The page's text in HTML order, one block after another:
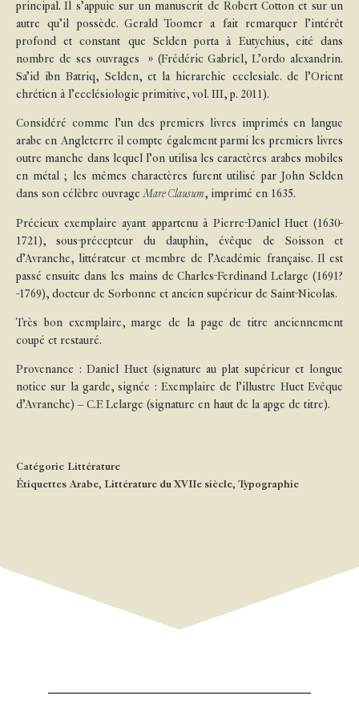
principal. Il s’appuie sur un manuscrit de Robert Cotton et sur un
autre qu’il possède. Gerald Toomer a fait remarquer l’intérêt
profond et constant que Selden porta à Eutychius, cité dans
nombre de ses ouvrages » (Frédéric Gabriel, L’ordo alexandrin.
Sa’id ibn Batriq, Selden, et la hierarchie ecclesiale. de l’Orient
chrétien à l’ecclésiologie primitive, vol. III, p. 2011).
Considéré comme l’un des premiers livres imprimés en langue
arabe en Angleterre il compte également parmi les premiers livres
outre manche dans lequel l’on utilisa les caractères arabes mobiles
en métal ; les mêmes charactères furent utilisé par John Selden
dans son célèbre ouvrageMare Clausum, imprimé en 1635.
Précieux exemplaire ayant appartenu à Pierre-Daniel Huet (1630-
1721), sous-précepteur du dauphin, évêque de Soisson et
d’Avranche, littérateur et membre de l’Académie française. Il est
passé ensuite dans les mains de Charles-Ferdinand Lelarge (1691?
-1769), docteur de Sorbonne et ancien supérieur de Saint-Nicolas.
Très bon exemplaire, marge de la page de titre anciennement
coupé et restauré.
Provenance : Daniel Huet (signature au plat supérieur et longue
notice sur la garde, signée : Exemplaire de l’illustre Huet Evêque
d’Avranche) – C.F. Lelarge (signature en haut de la apge de titre).
Catégorie Littérature
Étiquettes Arabe, Littérature du XVIIe siècle, Typographie